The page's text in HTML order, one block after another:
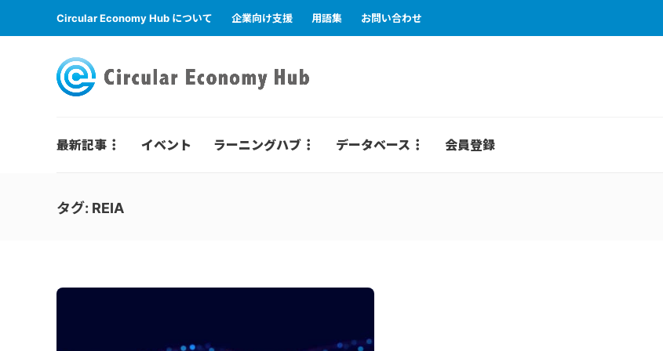
Circular Economy Hub について 企業向け支援 用語集 お問い合わせ
最新記事 イベント ラーニングハブ データベース 会員登録
タグ: REIA